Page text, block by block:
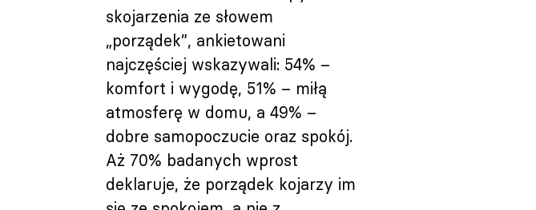
skojarzenia ze słowem
„porządek”, ankietowani
najczęściej wskazywali: 54% –
komfort i wygodę, 51% – miłą
atmosferę w domu, a 49% –
dobre samopoczucie oraz spokój.
Aż 70% badanych wprost
deklaruje, że porządek kojarzy im